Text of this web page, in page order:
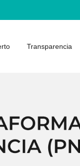
Transparencia